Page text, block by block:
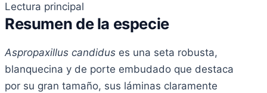
Lectura principal
Resumen de la especie
Aspropaxillus candidus es una seta robusta,
blanquecina y de porte embudado que destaca
por su gran tamaño, sus láminas claramente